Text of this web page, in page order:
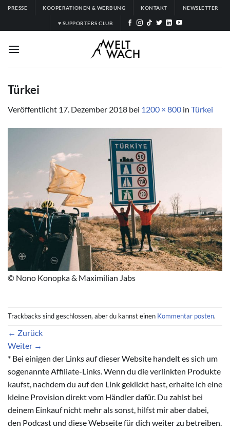
Zum
springen
PRESSE KOOPERATIONEN & WERBUNG KONTAKT NEWSLETTER
♥ SUPPORTERS CLUB
Türkei
Veröffentlicht 17. Dezember 2018 bei 1200 × 800 in Türkei
© Nono Konopka & Maximilian Jabs
Trackbacks sind geschlossen, aber du kannst einen Kommentar posten.
← Zurück
Weiter →
* Bei einigen der Links auf dieser Website handelt es sich um
sogenannte Affiliate-Links. Wenn du die verlinkten Produkte
kaufst, nachdem du auf den Link geklickt hast, erhalte ich eine
kleine Provision direkt vom Händler dafür. Du zahlst bei
deinem Einkauf nicht mehr als sonst, hilfst mir aber dabei,
den Podcast und diese Webseite für dich weiter zu betreiben.